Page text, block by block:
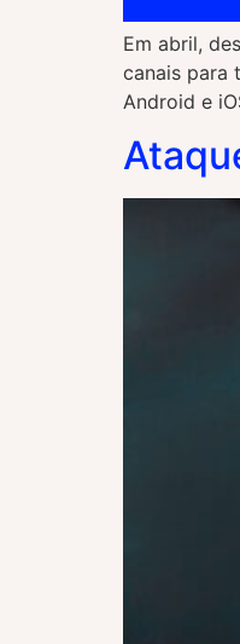
Em abril,
canais para
Android e